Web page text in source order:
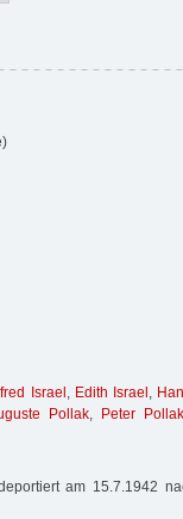
Israel , Edith Israel ,
Pollak,
Peter
am 15.7.1942